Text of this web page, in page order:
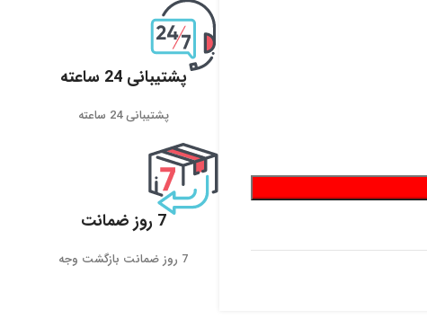
پشتیبانی 24 ساعته
پشتیبانی 24 ساعته
7 روز ضمانت
7 روز ضمانت بازگشت وجه